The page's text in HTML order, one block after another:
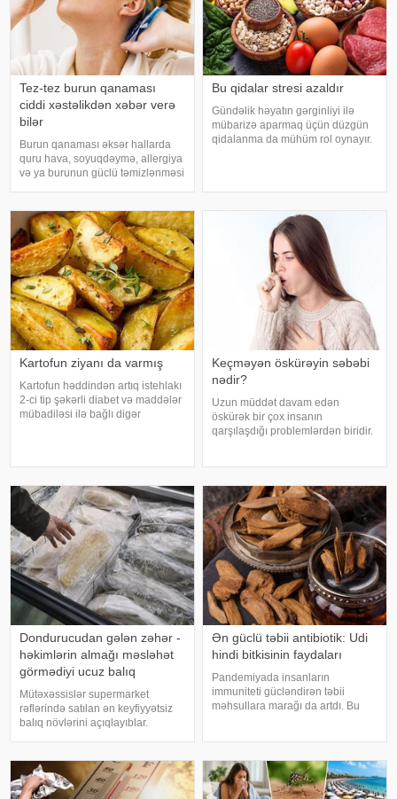
Tez-tez burun qanaması
ciddi xəstəlikdən xəbər verə
bilər
Burun qanaması əksər hallarda
quru hava, soyuqdəymə, allergiya
və ya burunun güclü təmizlənməsi
tez-tez təkrarlanır, çox olursa və
ya çətin dayanırsa, mütlə
Bu qidalar stresi azaldır
Gündəlik həyatın gərginliyi ilə
mübarizə aparmaq üçün düzgün
qidalanma da mühüm rol oynayır.
bilər
Kartofun ziyanı da varmış
Kartofun həddindən artıq istehlakı
2-ci tip şəkərli diabet və maddələr
mübadiləsi ilə bağlı digər
Keçməyən öskürəyin səbəbi
nədir?
Uzun müddət davam edən
öskürək bir çox insanın
qarşılaşdığı problemlərdən biridir.
hər zaman tənəffüs yolu
infeksiyası olmur
Dondurucudan gələn zəhər -
həkimlərin almağı məsləhət
görmədiyi ucuz balıq
Mütəxəssislər supermarket
rəflərində satılan ən keyfiyyətsiz
balıq növlərini açıqlayıblar.
görünür. xarici mediaya istinadən
xəbər verir ki, supermarketlərdək
Ən güclü təbii antibiotik: Udi
hindi bitkisinin faydaları
Pandemiyada insanların
immuniteti gücləndirən təbii
məhsullara marağı da artdı. Bu
hindi bitkisi nədir?. xəbər verir ki,
ə